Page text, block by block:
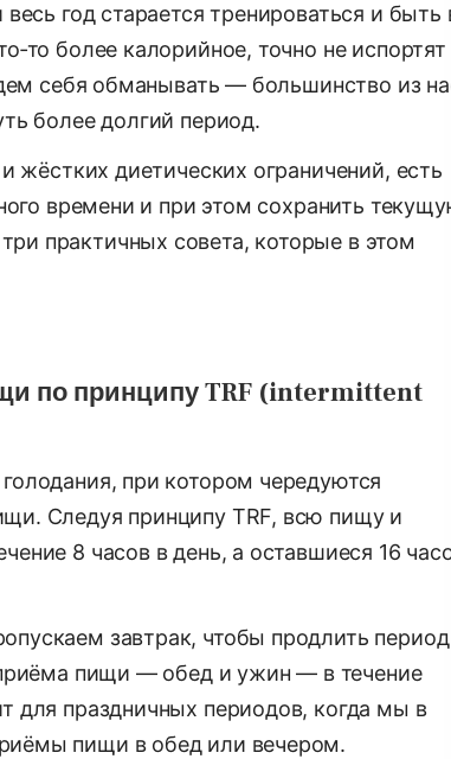
год старается тренироваться и быть
более калорийное, точно не испортят
себя обманывать — большинство из
более долгий период.
жёстких диетических ограничений, есть
времени и при этом сохранить
практичных совета, которые в этом
по принципу TRF (intermittent
при котором чередуются
Следуя принципу TRF, всю пищу и
8 часов в день, а оставшиеся 16
завтрак, чтобы продлить период
пищи — обед и ужин — в течение
для праздничных периодов, когда мы в
пищи в обед или вечером.